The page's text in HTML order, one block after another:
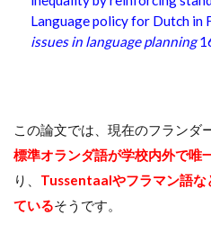
Language policy for Dutch in
issues in language planning
この論文では、現在のフランダ
標準オランダ語が学校内外で唯
り、 Tussentaalやフラマン語な
ているそうです。